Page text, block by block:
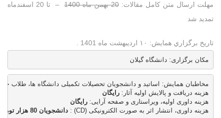
مهلت ارسال متن كامل مقالات: 20 بهمن ماه 1400
– تا 20 اسفندماه
تمدید شد
تاريخ برگزاري همايش: ۱۰ اردیبهشت ماه 1401 .
مکان برگزاری: دانشگاه گیلان
هزینه دریافت و پالایش اولیه آثار: رایگان
هزینه داوری اولیه، ویراستاری و صفحه آرایی: رایگان
هزینه داوری، انتشار اثر به صورت الکترونیکی (CD) :
دانشجویان 80 هزار تومان  - اساتید 140 هزار تومان